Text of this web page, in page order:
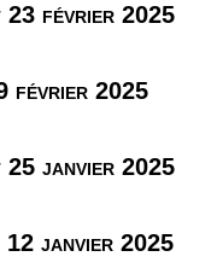
23 février 2025
février 2025
25 janvier 2025
12 janvier 2025